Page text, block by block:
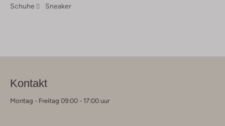
Schuhe Sneaker
Kontakt
Montag - Freitag 09:00 - 17:00 uur